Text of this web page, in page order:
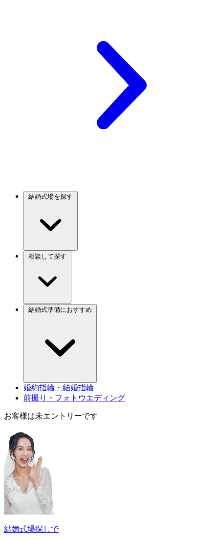
婚約指輪・結婚指輪
前撮り・フォトウエディング
お客様は未エントリーです
結婚式場探しで